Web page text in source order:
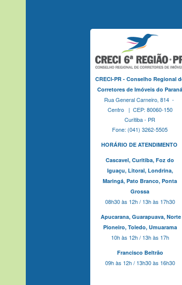
CRECI-PR - Conselho Regional
Corretores de Imóveis do Paraná
Rua General Carneiro, 814 -
Centro | CEP: 80060-150
Curitiba - PR
Fone: (041) 3262-5505
HORÁRIO DE ATENDIMENTO
Cascavel, Curitiba, Foz do
Iguaçu, Litoral, Londrina,
Maringá, Pato Branco, Ponta
Grossa
08h30 às 12h / 13h às 17h30
Apucarana, Guarapuava, Norte
Pioneiro, Toledo, Umuarama
10h às 12h / 13h às 17h
Francisco Beltrão
09h às 12h / 13h30 às 16h30